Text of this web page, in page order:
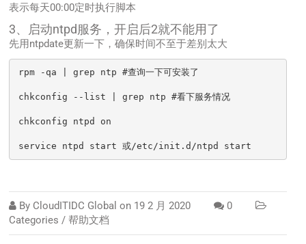
表示每天00:00定时执行脚本
3、启动ntpd服务，开启后2就不能用了
先用ntpdate更新一下，确保时间不至于差别太大
rpm -qa | grep ntp #查询一下可安装了
chkconfig --list | grep ntp #看下服务情况
chkconfig ntpd on
service ntpd start 或/etc/init.d/ntpd start
By CloudITIDC Global on 19 2 月 2020
0
Categories /帮助文档